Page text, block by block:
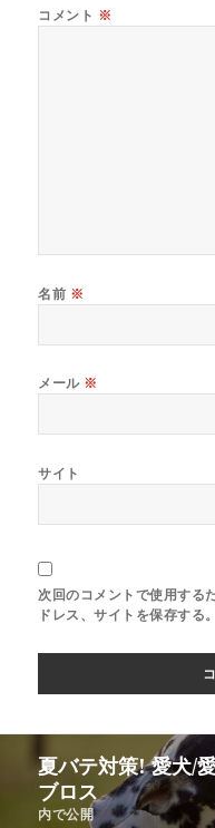
コメント ※
名前 ※
メール ※
サイト
次回のコメントで使用する
ドレス、サイトを保存する。
夏バテ対策! 愛犬/
ブロス
内で公開